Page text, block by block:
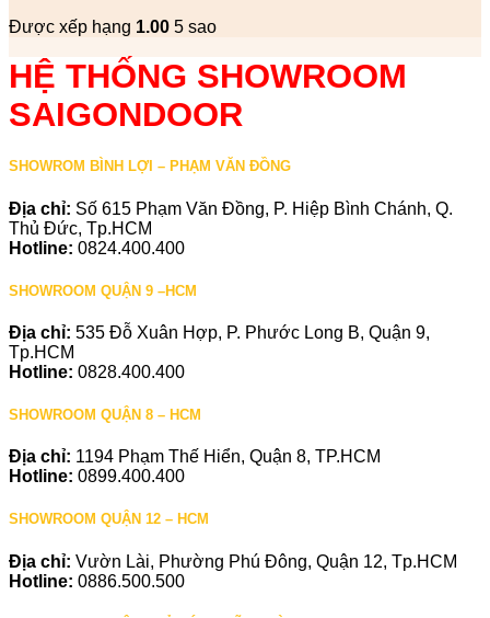
Được xếp hạng 1.00 5 sao
HỆ THỐNG SHOWROOM
SAIGONDOOR
SHOWROM BÌNH LỢI – PHẠM VĂN ĐỒNG
Địa chỉ: Số 615 Phạm Văn Đồng, P. Hiệp Bình Chánh, Q.
Thủ Đức, Tp.HCM
Hotline: 0824.400.400
SHOWROOM QUẬN 9 –HCM
Địa chỉ: 535 Đỗ Xuân Hợp, P. Phước Long B, Quận 9,
Tp.HCM
Hotline: 0828.400.400
SHOWROOM QUẬN 8 – HCM
Địa chỉ: 1194 Phạm Thế Hiển, Quận 8, TP.HCM
Hotline: 0899.400.400
SHOWROOM QUẬN 12 – HCM
Địa chỉ: Vườn Lài, Phường Phú Đông, Quận 12, Tp.HCM
Hotline: 0886.500.500